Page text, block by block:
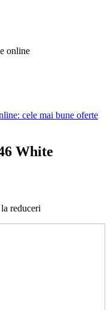
online
cele mai bune oferte
White
la reduceri